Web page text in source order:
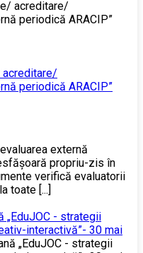
acreditare/
periodică ARACIP”
externă
propriu-zis în
verifică evaluatorii
toate [...]
„EduJOC - strategii
interactivă”- 30 mai